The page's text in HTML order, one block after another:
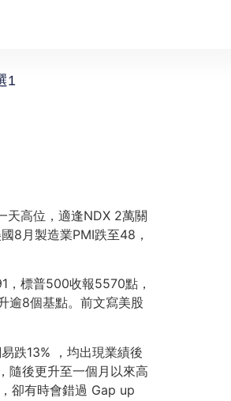
1
天高位，適逢NDX 2萬關
8月製造業PMI跌至48，
，標普500收報5570點，
逾8個基點。前文寫美股
跌13% ，均出現業績後
隨後更升至一個月以來高
卻有時會錯過 Gap up